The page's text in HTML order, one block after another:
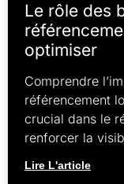
Le rôle des
optimiser
Comprendre
référencement
crucial dans le
renforcer la
Lire L'article